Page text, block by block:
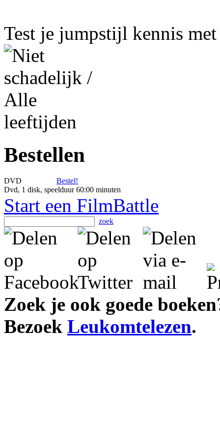
Test je jumpstijl kennis
Bestellen
DVD
Bestel!
Dvd, 1 disk, speelduur 60:00 minuten
Start een FilmBattle
zoek
Zoek je ook goede
Bezoek Leukomtelezen.